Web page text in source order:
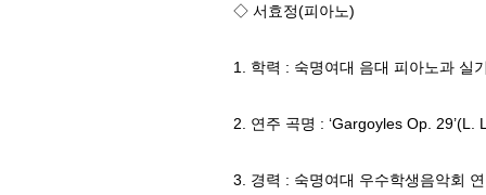
◇ 서효정(피아노)
1. 학력 : 숙명여대 음대 피아노과 실
2. 연주 곡명 : ‘Gargoyles Op. 29’(L.
3. 경력 : 숙명여대 우수학생음악회